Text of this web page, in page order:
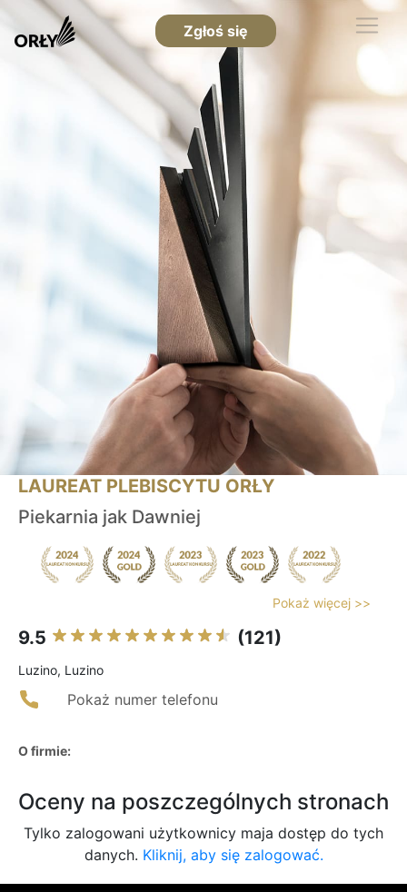
Zgłoś się
LAUREAT PLEBISCYTU ORŁY
Piekarnia jak Dawniej
Pokaż więcej >>
9.5 (121)
Luzino, Luzino
Pokaż numer telefonu
O firmie:
Oceny na poszczególnych stronach
Tylko zalogowani użytkownicy maja dostęp do tych
danych. Kliknij, aby się zalogować.